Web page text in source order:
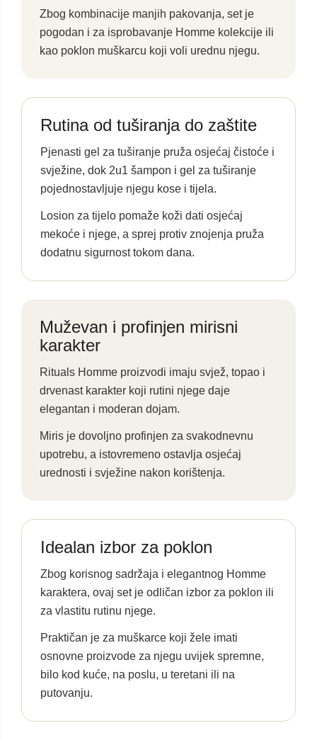
Zbog kombinacije manjih pakovanja, set je
pogodan i za isprobavanje Homme kolekcije ili
kao poklon muškarcu koji voli urednu njegu.
Rutina od tuširanja do zaštite
Pjenasti gel za tuširanje pruža osjećaj čistoće i
svježine, dok 2u1 šampon i gel za tuširanje
pojednostavljuje njegu kose i tijela.
Losion za tijelo pomaže koži dati osjećaj
mekoće i njege, a sprej protiv znojenja pruža
dodatnu sigurnost tokom dana.
Muževan i profinjen mirisni
karakter
Rituals Homme proizvodi imaju svjež, topao i
drvenast karakter koji rutini njege daje
elegantan i moderan dojam.
Miris je dovoljno profinjen za svakodnevnu
upotrebu, a istovremeno ostavlja osjećaj
urednosti i svježine nakon korištenja.
Idealan izbor za poklon
Zbog korisnog sadržaja i elegantnog Homme
karaktera, ovaj set je odličan izbor za poklon ili
za vlastitu rutinu njege.
Praktičan je za muškarce koji žele imati
osnovne proizvode za njegu uvijek spremne,
bilo kod kuće, na poslu, u teretani ili na
putovanju.